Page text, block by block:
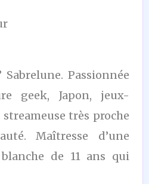
Sabrelune. Passionnée
geek, Japon, jeux-
très proche
Maîtresse d’une
de 11 ans qui